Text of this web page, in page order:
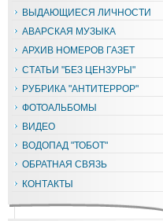
ВЫДАЮЩИЕСЯ ЛИЧНОСТИ
АВАРСКАЯ МУЗЫКА
АРХИВ НОМЕРОВ ГАЗЕТ
СТАТЬИ "БЕЗ ЦЕНЗУРЫ"
РУБРИКА "АНТИТЕРРОР"
ФОТОАЛЬБОМЫ
ВИДЕО
ВОДОПАД "ТОБОТ"
ОБРАТНАЯ СВЯЗЬ
КОНТАКТЫ